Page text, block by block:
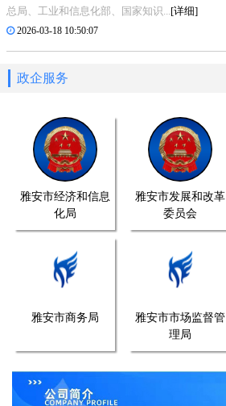
总局、工业和信息化部、国家知识... [详细]
2026-03-18 10:50:07
政企服务
雅安市经济和信息
化局
雅安市发展和改革
委员会
雅安市商务局
雅安市市场监督管
理局